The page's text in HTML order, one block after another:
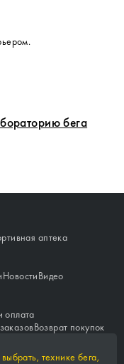
бега
аптека
НовостиВидео
оплата
Возврат покупок
технике бега,